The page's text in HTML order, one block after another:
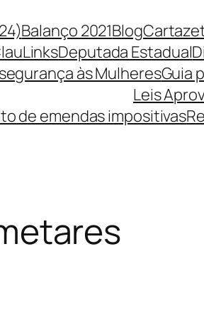
Balanço 2021Blog
Deputada Estadual
às MulheresGuia
Leis
de emendas impositivas